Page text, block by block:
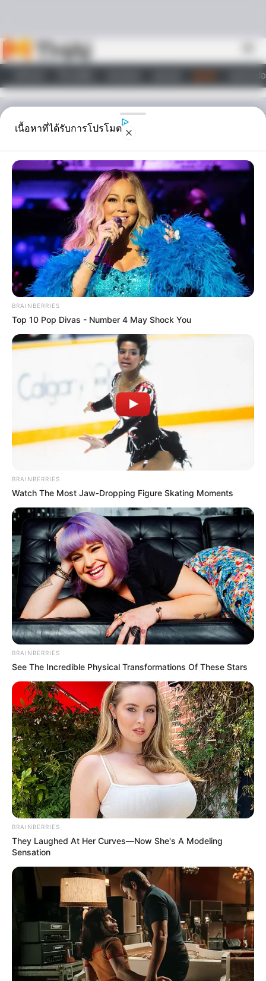
วอลเปเ
ไลฟ์สไตล์
ดูดวง
ท่าทางการ แปรงฟัน บ่งบอก
พฤติกรรม
เพียงแค่สิ่งที่คุณทำอยู่เป็นประจำวันทุกวันก็สามารถบ่งบอกนิสัยของคุณ
ได้ ที่ Horoscope.Mthai.com กล่าวมานั้นก็คือท่าทางการ แปรงฟัน
ของคุณ
Home/ ดูดวง/ ท่าทางการ แปรงฟัน บ่งบอกพฤติกรรม
ดูดวง|
26 ก.ค. 2013
แบ่งปัน
ใครจะไปรู้ว่า เพียงแค่สิ่งที่คุณทำอยู่เป็นประจำวันทุกวันก็
สามารถบ่งบอกนิสัยของคุณได้ ที่
Horoscope.Mthai.com กล่าวมานั้นก็คือท่าทางการ
ของคุณนั่นเอง จะบ่งบอกนิสัยของคุณเป็น
อย่างไร ลองไปดูกันเลย
ท่าทางการ แปรงฟัน
แปรงอย่างรีบร้อนทุกครั้งถ้า แปรงฟันอย่างรีบร้อน
เสมอ เหมือนกับต้องรีบทำให้เสร็จจะได้ไปทำอย่างอื่นต่อ
นั่นแสดงว่ามีอุปนิสัยเป็นคนใจร้อน คล่องแคล่ว
กระตือรือร้น แอ็คทีฟ แต่ลึกๆ กลับเป็นคนที่ขี้เกียจ ติด
สบาย มีความต้องการพักผ่อนแบบที่ตัวเองชื่นชอบเสมอๆ
อ้อ บางครั้งก็จะกระวนกระวาย อยู่ไม่เป็นสุข อยากเลิก
ทำงานจะได้ไปเที่ยวอะไรทำนองนั้น
ชอบดูตัวเองแปรงฟันในกระจกส่วนคนที่เวลาแปรง
ฟันก็ชอบมองดูใบหน้าท่าทางของตัวเองไปด้วย เผลอๆ
อาจจะมีการแปรงฟันในลีลาต่างๆ อีกต่างหาก แสดงว่า
เป็นคนที่มีอารมณ์รักใคร่เหลือเฟือ ชอบการบริหารเสน่ห์
อยากให้ตัวเองดูดี มีความน่าสนใจ แต่บางครั้งก็จะเป็นนัก
โกหกตัวยง ไม่ได้ตั้งใจหรอกนะ เขาเรียกว่า “พลิกไปตาม
สถานการณ์ เพื่อความสงบสุขในชีวิตเท่านั้นเอง”
ชอบแปรงฟันแบบไม่เปิดปากคนที่เวลาแปรงฟัน
พยายามที่จะไม่ให้ฟองยาสีฟัน ล้นริมฝีปากออกมา
เลอะเทอะฟูมฟาย จะเปิดปากแต่พองาม แปรงฟันด้วย
ความนุ่มนวล นั่นแสดงว่าเป็นคนที่รักเกียรติ ให้ความ
สำคัญกับเรื่องภาพพจน์ ความงดงามมีเสน่ห์ในชีวิต
นอกจากนั้น ก็จะเป็นคนที่ชอบการปรับปรุงตัวให้ดูดีอยู่
เสมอ ดังนั้นบุคลิกลักษณะจึงออกไปทางเนี้ยบ เฉียบ
เรียบร้อยมากกว่าจะเปรี้ยว เฮี้ยว ฟู่ฟ่า
เนื้อหาที่ได้รับการโปรโมต
BRAINBERRIES
Top 10 Pop Divas - Number 4 May Shock You
BRAINBERRIES
Watch The Most Jaw‑Dropping Figure Skating Moments
BRAINBERRIES
See The Incredible Physical Transformations Of These Stars
BRAINBERRIES
They Laughed At Her Curves—Now She's A Modeling
Sensation